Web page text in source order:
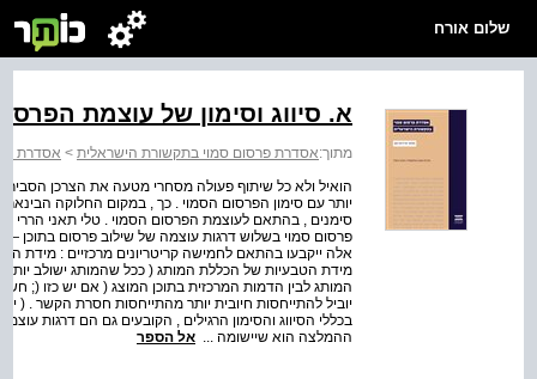
שלום אורח
א. סיווג וסימון של עוצמת
מתוך:אסדרת פרסום סמוי בתקשורת הישראלית > אסדרת
הואיל ולא כל שיתוף פעולה מסחרי מטעה את הצרכן
יותר עם סימון הפרסום הסמוי . כך , במקום החלוקה
סימנים , בהתאם לעוצמת הפרסום הסמוי . טלי תאני הררי
פרסום סמוי בשלוש דרגות עוצמה של שילוב פרסום בתוכן
אלה ייקבעו בהתאם לחמישה קריטריונים מרכזיים : מידת
מידת הטבעיות של הכללת המותג ( ככל שהמותג ישולב יותר
המותג לבין הדמות המרכזית בתוכן המוצג ( אם יש כזו (;
יוביל להתייחסות חיובית יותר מהתייחסות חסרת הקשר . (
בכללי הסיווג והסימון הרגילים , הקובעים גם הם דרגות
ההמלצה הוא שיישומה ... אל הספר